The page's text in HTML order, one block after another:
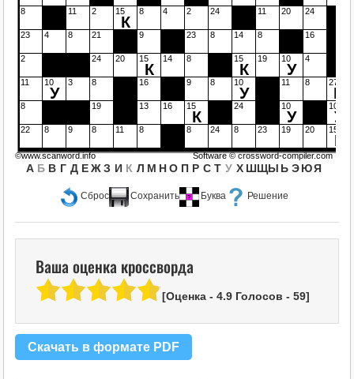
Сброс Сохранить Буква Решение
8 11 2 15
К
8 4 2 24 11 20 24
23 4 8 21 9 23 8 14 8 16
2 24 20 15
К
14 8 15
К
19 10
У
4
11 10
У
3 8 16 9 8 10
У
11 8 27
Б
8 19 13 16 15
К
24 10
У
10
У
22 8 9 8 11 8 8 24 8 23 19 20 15
К
А Б В Г Д Е Ж З И К Л М Н О П Р С Т У Х ШЩЫ Ь ЭЮЯ
©www.scanword.info Software ©crossword-compiler.com
Ваша оценка кроссворда
[Оценка - 4.9Голосов - 59]
Скачать в формате PDF